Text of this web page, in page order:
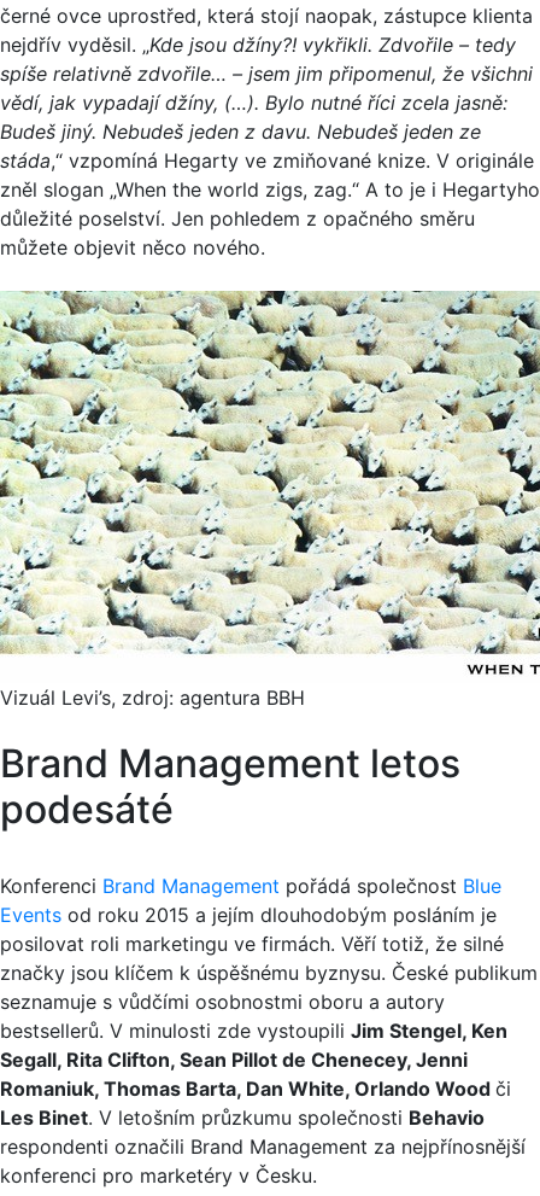
černé ovce uprostřed, která stojí naopak, zástupce klienta
nejdřív vyděsil. „Kde jsou džíny?! vykřikli. Zdvořile – tedy
spíše relativně zdvořile… – jsem jim připomenul, že všichni
vědí, jak vypadají džíny, (…). Bylo nutné říci zcela jasně:
Budeš jiný. Nebudeš jeden z davu. Nebudeš jeden ze
stáda,“ vzpomíná Hegarty ve zmiňované knize. V originále
zněl slogan „When the world zigs, zag.“ A to je i Hegartyho
důležité poselství. Jen pohledem z opačného směru
můžete objevit něco nového.
Vizuál Levi’s, zdroj: agentura BBH
Brand Management letos
podesáté
Konferenci Brand Management pořádá společnost Blue
Events od roku 2015 a jejím dlouhodobým posláním je
posilovat roli marketingu ve firmách. Věří totiž, že silné
značky jsou klíčem k úspěšnému byznysu. České publikum
seznamuje s vůdčími osobnostmi oboru a autory
bestsellerů. V minulosti zde vystoupili Jim Stengel, Ken
Segall, Rita Clifton, Sean Pillot de Chenecey, Jenni
Romaniuk, Thomas Barta, Dan White, Orlando Wood či
Les Binet. V letošním průzkumu společnosti Behavio
respondenti označili Brand Management za nejpřínosnější
konferenci pro marketéry v Česku.